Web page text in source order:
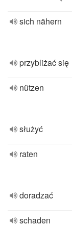
sich nähern
przybliżać się
nützen
służyć
raten
doradzać
schaden